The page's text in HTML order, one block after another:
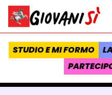
Vai al contenuto
Homepage Giovanisì -
STUDIO E MI FORMO